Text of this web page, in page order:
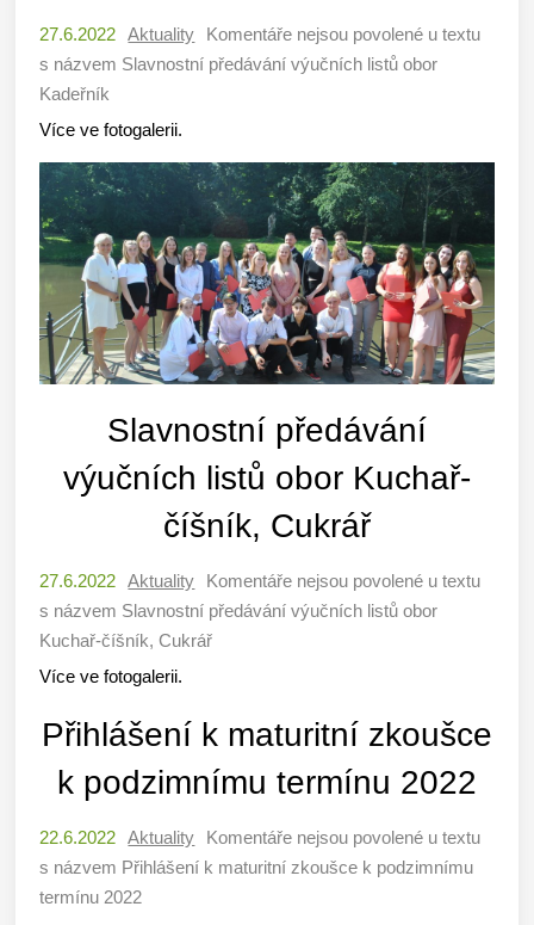
27.6.2022 Aktuality Komentáře nejsou povolené u textu
s názvem Slavnostní předávání výučních listů obor
Kadeřník
Více ve fotogalerii.
Slavnostní předávání
výučních listů obor Kuchař-
číšník, Cukrář
27.6.2022 Aktuality Komentáře nejsou povolené u textu
s názvem Slavnostní předávání výučních listů obor
Kuchař-číšník, Cukrář
Více ve fotogalerii.
Přihlášení k maturitní zkoušce
k podzimnímu termínu 2022
22.6.2022 Aktuality Komentáře nejsou povolené u textu
s názvem Přihlášení k maturitní zkoušce k podzimnímu
termínu 2022